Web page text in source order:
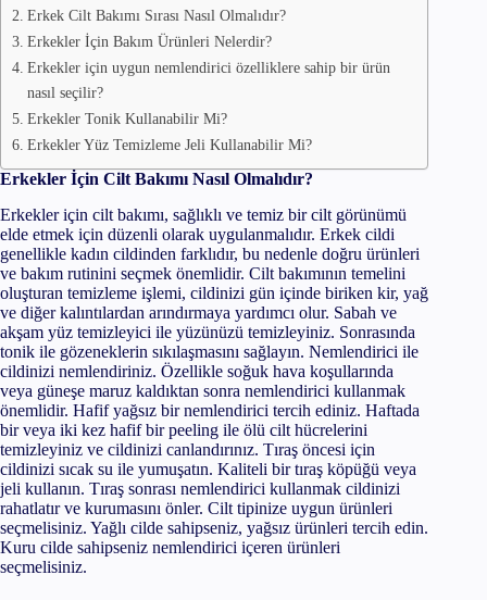
Erkek Cilt Bakımı Sırası Nasıl Olmalıdır?
Erkekler İçin Bakım Ürünleri Nelerdir?
Erkekler için uygun nemlendirici özelliklere sahip bir ürün
nasıl seçilir?
Erkekler Tonik Kullanabilir Mi?
Erkekler Yüz Temizleme Jeli Kullanabilir Mi?
Erkekler İçin Cilt Bakımı Nasıl Olmalıdır?
Erkekler için cilt bakımı, sağlıklı ve temiz bir cilt görünümü
elde etmek için düzenli olarak uygulanmalıdır. Erkek cildi
genellikle kadın cildinden farklıdır, bu nedenle doğru ürünleri
ve bakım rutinini seçmek önemlidir. Cilt bakımının temelini
oluşturan temizleme işlemi, cildinizi gün içinde biriken kir, yağ
ve diğer kalıntılardan arındırmaya yardımcı olur. Sabah ve
akşam yüz temizleyici ile yüzünüzü temizleyiniz. Sonrasında
tonik ile gözeneklerin sıkılaşmasını sağlayın. Nemlendirici ile
cildinizi nemlendiriniz. Özellikle soğuk hava koşullarında
veya güneşe maruz kaldıktan sonra nemlendirici kullanmak
önemlidir. Hafif yağsız bir nemlendirici tercih ediniz. Haftada
bir veya iki kez hafif bir peeling ile ölü cilt hücrelerini
temizleyiniz ve cildinizi canlandırınız. Tıraş öncesi için
cildinizi sıcak su ile yumuşatın. Kaliteli bir tıraş köpüğü veya
jeli kullanın. Tıraş sonrası nemlendirici kullanmak cildinizi
rahatlatır ve kurumasını önler. Cilt tipinize uygun ürünleri
seçmelisiniz. Yağlı cilde sahipseniz, yağsız ürünleri tercih edin.
Kuru cilde sahipseniz nemlendirici içeren ürünleri
seçmelisiniz.